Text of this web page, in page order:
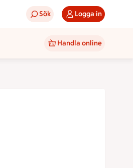
Sök Logga in
Handla online